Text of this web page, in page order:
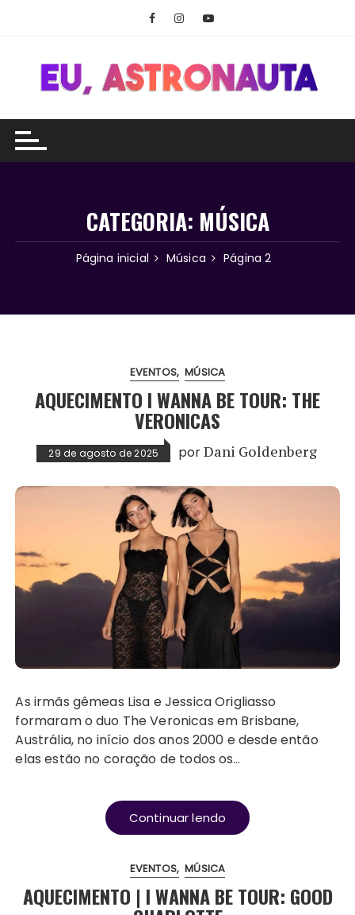
conteúdo
CATEGORIA: MÚSICA
Página inicial Música Página 2
EVENTOS MÚSICA
AQUECIMENTO I WANNA BE TOUR: THE
VERONICAS
29 de agosto de 2025 porDani Goldenberg
As irmãs gêmeas Lisa e Jessica Origliasso
formaram o duo The Veronicas em Brisbane,
Austrália, no início dos anos 2000 e desde então
elas estão no coração de todos os…
Continuar lendo
EVENTOS MÚSICA
AQUECIMENTO | I WANNA BE TOUR: GOOD